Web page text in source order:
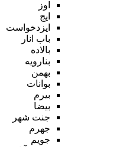
اوز
ایج
ایزدخواست
باب انار
بالاده
بنارویه
بهمن
بوانات
بیرم
بیضا
جنت شهر
جهرم
جویم